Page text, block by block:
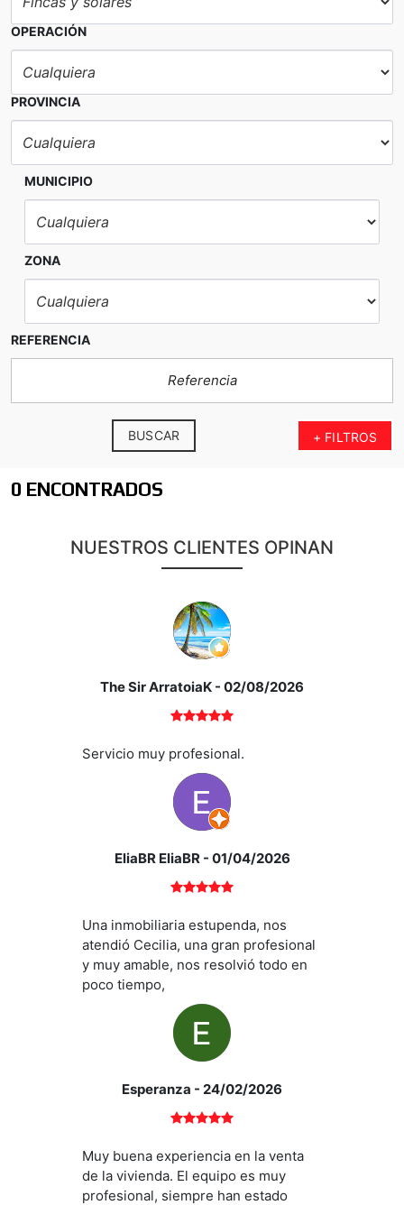
OPERACIÓN
PROVINCIA
MUNICIPIO
ZONA
REFERENCIA
+ FILTROS
BUSCAR
0 ENCONTRADOS
NUESTROS CLIENTES OPINAN
The Sir ArratoiaK - 02/08/2026
Servicio muy profesional.
EliaBR EliaBR - 01/04/2026
Una inmobiliaria estupenda, nos
atendió Cecilia, una gran profesional
y muy amable, nos resolvió todo en
poco tiempo,
Esperanza - 24/02/2026
Muy buena experiencia en la venta
de la vivienda. El equipo es muy
profesional, siempre han estado